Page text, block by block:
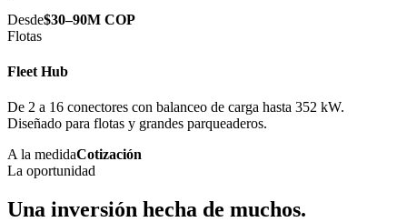
Desde$30–90M COP
Flotas
Fleet Hub
De 2 a 16 conectores con balanceo de carga hasta 352 kW.
Diseñado para flotas y grandes parqueaderos.
A la medidaCotización
La oportunidad
Una inversión hecha de muchos.